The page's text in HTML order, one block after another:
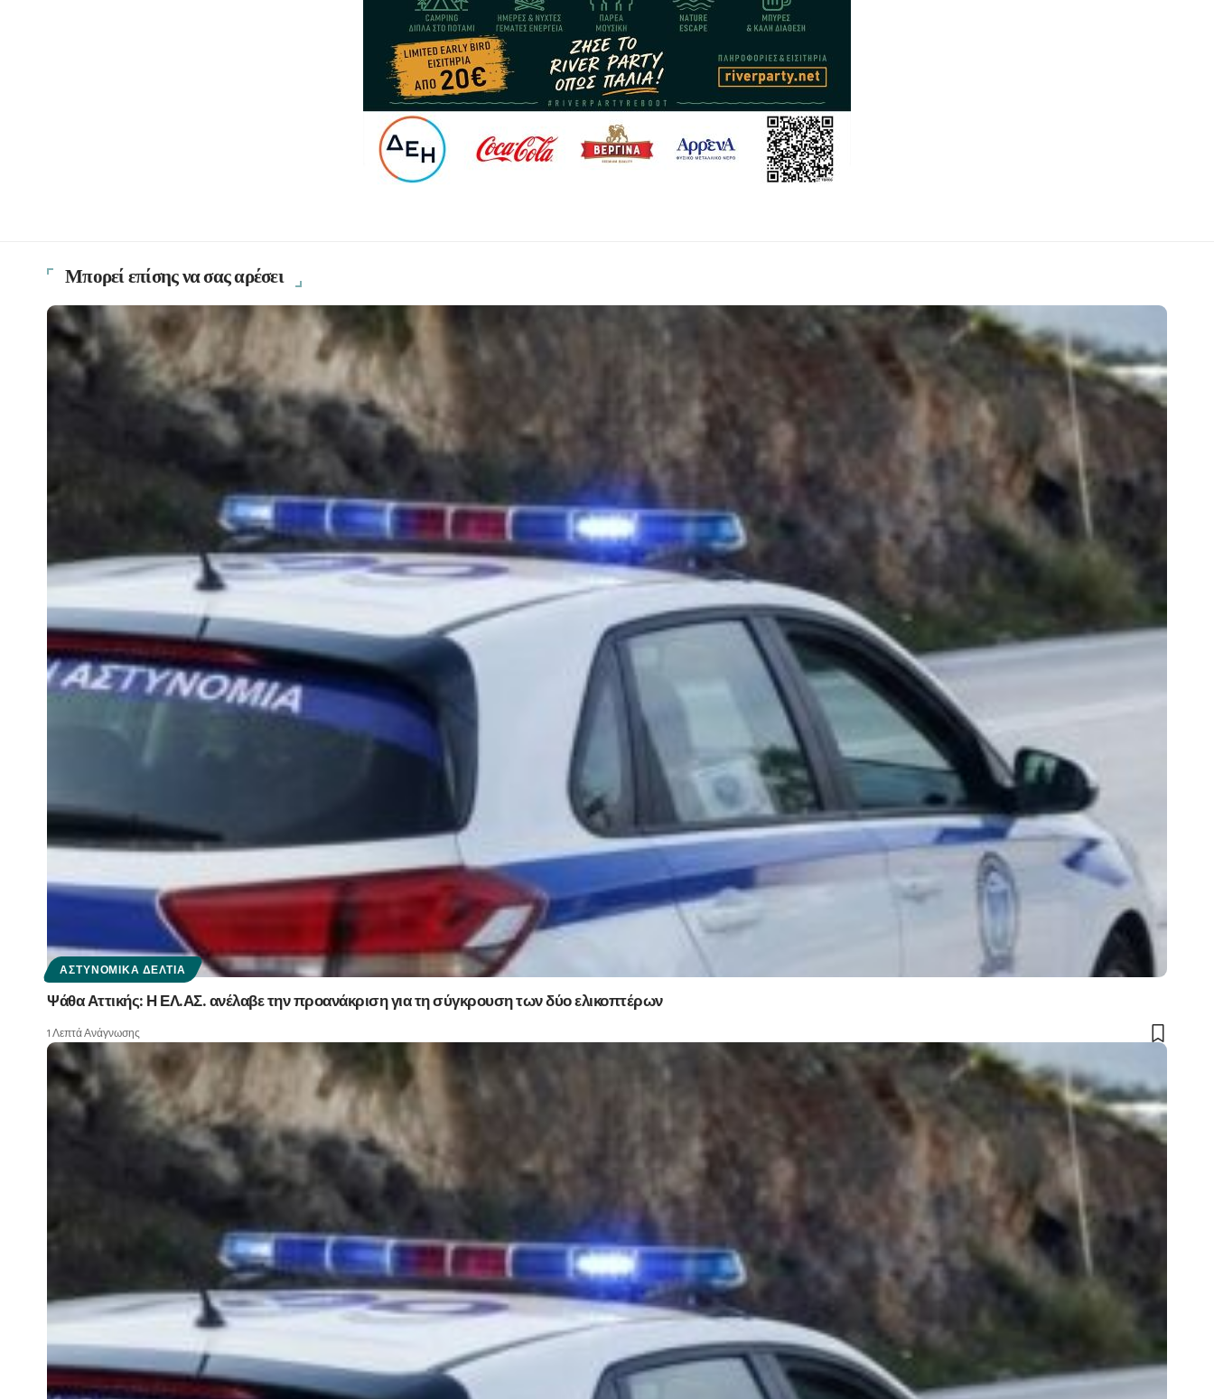
Μπορεί επίσης να σας αρέσει
ΑΣΤΥΝΟΜΙΚΆ ΔΕΛΤΊΑ
Ψάθα Αττικής: Η ΕΛ.ΑΣ. ανέλαβε την προανάκριση για τη σύγκρουση των δύο ελικοπτέρων
1 Λεπτά Ανάγνωσης